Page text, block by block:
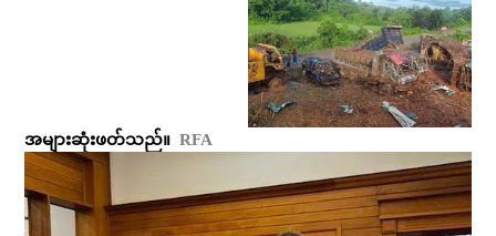
အများဆုံးဖတ်သည်။ RFA